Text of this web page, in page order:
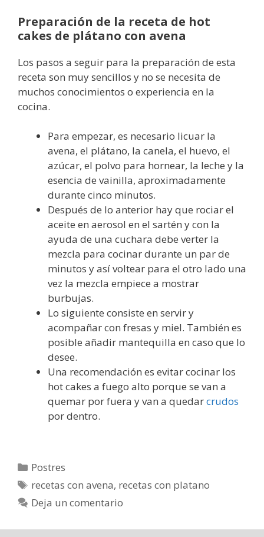
Preparación de la receta de hot
cakes de plátano con avena
Los pasos a seguir para la preparación de esta
receta son muy sencillos y no se necesita de
muchos conocimientos o experiencia en la
cocina.
Para empezar, es necesario licuar la
avena, el plátano, la canela, el huevo, el
azúcar, el polvo para hornear, la leche y la
esencia de vainilla, aproximadamente
durante cinco minutos.
Después de lo anterior hay que rociar el
aceite en aerosol en el sartén y con la
ayuda de una cuchara debe verter la
mezcla para cocinar durante un par de
minutos y así voltear para el otro lado una
vez la mezcla empiece a mostrar
burbujas.
Lo siguiente consiste en servir y
acompañar con fresas y miel. También es
posible añadir mantequilla en caso que lo
desee.
Una recomendación es evitar cocinar los
hot cakes a fuego alto porque se van a
quemar por fuera y van a quedarcrudos
por dentro.
Categorías
Postres
Etiquetas
recetas con avena, recetas con platano
Deja un comentario